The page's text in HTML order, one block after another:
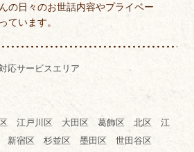
の日々のお世話内容やプライベー
ています。
応サービスエリア
江戸川区 大田区 葛飾区 北区 江
宿区 杉並区 墨田区 世田谷区